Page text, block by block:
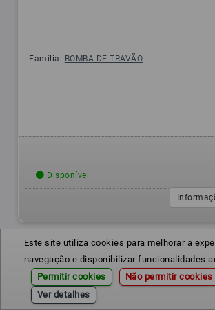
Este site utiliza cookies para melhorar a
navegação e disponibilizar funcionalidades
Permitir cookies
Não permitir cookies
Ver detalhes
Família: BOMBA DE TRAVÃO
Disponível